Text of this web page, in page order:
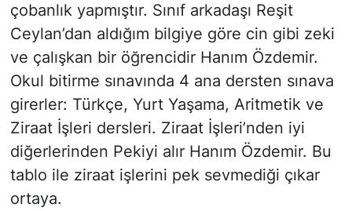
çobanlık yapmıştır. Sınıf arkadaşı Reşit
Ceylan’dan aldığım bilgiye göre cin gibi zeki
ve çalışkan bir öğrencidir Hanım Özdemir.
Okul bitirme sınavında 4 ana dersten sınava
girerler: Türkçe, Yurt Yaşama, Aritmetik ve
Ziraat İşleri dersleri. Ziraat İşleri’nden iyi
diğerlerinden Pekiyi alır Hanım Özdemir. Bu
tablo ile ziraat işlerini pek sevmediği çıkar
ortaya.